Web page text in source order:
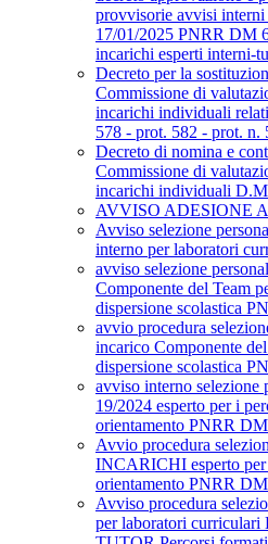
provvisorie avvisi
17/01/2025 PNRR DM
incarichi esperti interni-
Decreto per la
Commissione di
incarichi individuali
578 - prot. 582 - prot. n.
Decreto di nomina e
Commissione di
incarichi individuali
AVVISO ADESIONE
Avviso selezione
interno per laboratori
avviso selezione
Componente del Team
dispersione scolastica
avvio procedura
incarico Componente
dispersione scolastica
avviso interno
19/2024 esperto per i
orientamento PNRR
Avvio procedura
INCARICHI esperto
orientamento PNRR
Avviso procedura
per laboratori